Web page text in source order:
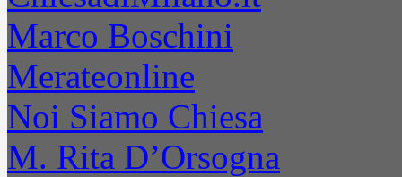
Marco Boschini
Merateonline
Noi Siamo Chiesa
M. Rita D’Orsogna